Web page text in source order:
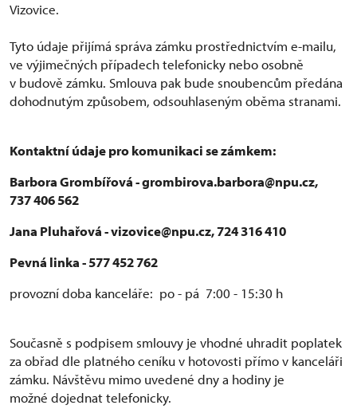
Vizovice.
Tyto údaje přijímá správa zámku prostřednictvím e-mailu,
ve výjimečných případech telefonicky nebo osobně
v budově zámku. Smlouva pak bude snoubencům předána
dohodnutým způsobem, odsouhlaseným oběma stranami.
Kontaktní údaje pro komunikaci se zámkem:
Barbora Grombířová - grombirova.barbora@npu.cz,
737 406 562
Jana Pluhařová - vizovice@npu.cz, 724 316 410
Pevná linka - 577 452 762
provozní doba kanceláře: po - pá 7:00 - 15:30 h
Současně s podpisem smlouvy je vhodné uhradit poplatek
za obřad dle platného ceníku v hotovosti přímo v kanceláři
zámku. Návštěvu mimo uvedené dny a hodiny je
možné dojednat telefonicky.